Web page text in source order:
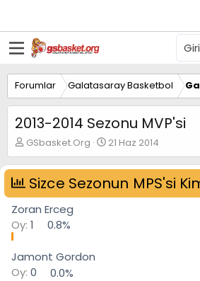
Forumlar Galatasaray Basketbol
2013-2014 Sezonu MVP'si
K
o
n
u
u
B
a
l
a
GSbasket.Org
B
a
ş
l
a
21 Haz 2014
Sizce Sezonun MPS'si
Zoran Erceg
Oy: 1 0.8%
Jamont Gordon
Oy: 0
0.0%